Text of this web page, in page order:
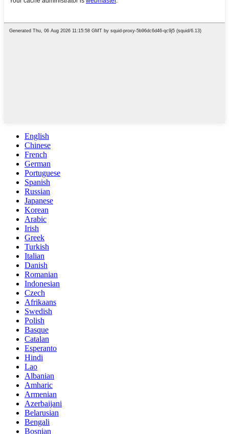
English
Chinese
French
German
Portuguese
Spanish
Russian
Japanese
Korean
Arabic
Irish
Greek
Turkish
Italian
Danish
Romanian
Indonesian
Czech
Afrikaans
Swedish
Polish
Basque
Catalan
Esperanto
Hindi
Lao
Albanian
Amharic
Armenian
Azerbaijani
Belarusian
Bengali
Bosnian